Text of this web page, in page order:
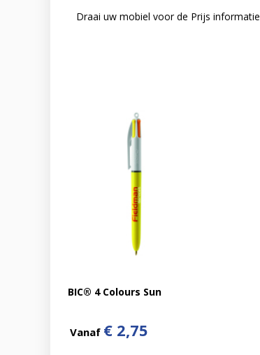
Draai uw mobiel voor de Prijs informatie
BIC® 4 Colours Sun
Vanaf € 2,75